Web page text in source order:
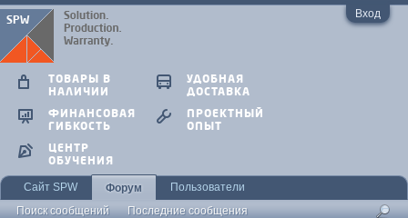
Вход
ТОВАРЫ В
НАЛИЧИИ
УДОБНАЯ
ДОСТАВКА
ФИНАНСОВАЯ
ГИБКОСТЬ
ПРОЕКТНЫЙ
ОПЫТ
ЦЕНТР
ОБУЧЕНИЯ
Сайт SPW
Форум
Поиск сообщений
Последние сообщения
Пользователи